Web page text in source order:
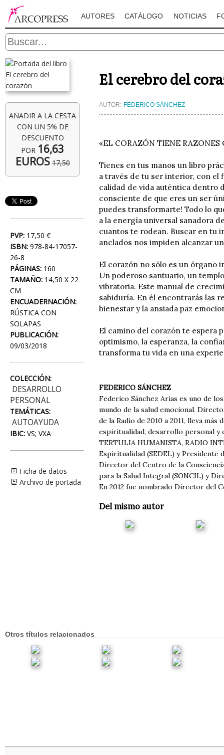
AUTORES CATÁLOGO NOTICIAS
AÑADIR A LA CESTA
CON UN 5% DE
DESCUENTO
POR 16,63
EUROS 17,50
PVP: 17,50 €
ISBN: 978-84-17057-
26-8
PÁGINAS: 160
TAMAÑO: 14,50 X 22
CM
ENCUADERNACIÓN:
RÚSTICA CON
SOLAPAS
PUBLICACIÓN:
09/03/2018
COLECCIÓN:
DESARROLLO
PERSONAL
TEMÁTICAS:
AUTOAYUDA
IBIC: VS; VXA
Ficha de datos
Archivo de portada
El cerebro del
AUTOR: FEDERICO SÁNCHEZ
«EL CORAZÓN TIENE
Tienes en tus manos un libro
a través de tu ser interior, con el
calidad de vida auténtica dentro
consciente de que eres un ser
puedes transformarte! Todo lo
a la energía universal sanadora
cuantos te rodean. Buscar en tu
anclados nos impiden alcanzar
El corazón no sólo es un órgano
Un poderoso santuario, un
vibratoria. Este manual de
sabiduría. En él encontrarás las
bienestar y la ansiada paz
El camino del corazón te espera
optimismo, la esperanza, la
transforma tu vida en una
FEDERICO SÁNCHEZ
Federico Sánchez Arias es uno de
mundo de la salud emocional.
de la Radio de 2010 a 2011, lleva
espiritualidad, desarrollo personal y
TERTULIA HUMANISTA, RADIO
Espiritualidad (SEDEL) y Presidente
Director del Centro de la
para la Salud Integral (SONCIL) y
En 2012 fue nombrado Director del
Del mismo autor
Otros títulos relacionados